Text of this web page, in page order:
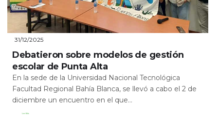
31/12/2025
Debatieron sobre modelos de gestión
escolar de Punta Alta
En la sede de la Universidad Nacional Tecnológica
Facultad Regional Bahía Blanca, se llevó a cabo el 2 de
diciembre un encuentro en el que...
Leer Más